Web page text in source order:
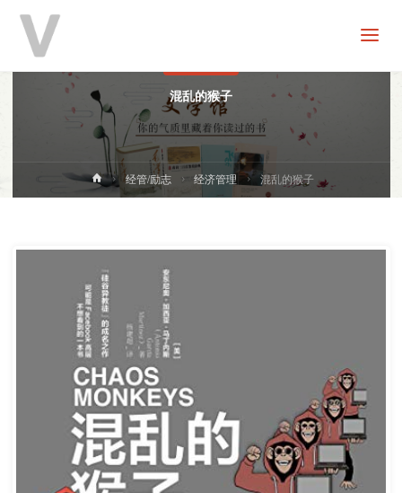
混乱的猴子
首
页
经管/励志 经济管理 混乱的猴子